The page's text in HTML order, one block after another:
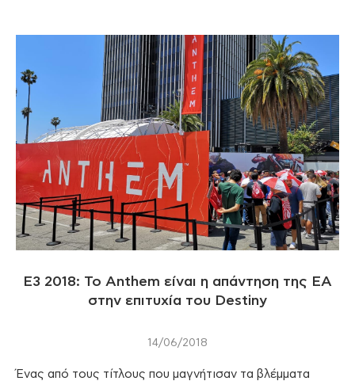
E3 2018: Το Anthem είναι η απάντηση της EA
στην επιτυχία του Destiny
14/06/2018
Ένας από τους τίτλους που μαγνήτισαν τα βλέμματα